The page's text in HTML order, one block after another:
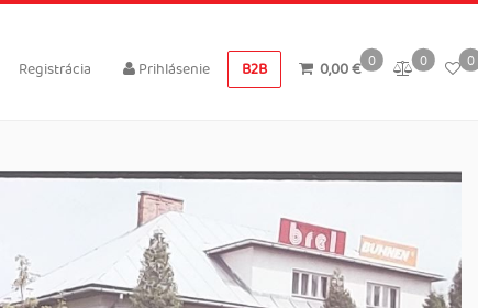
0
0,00 € 0 0
B2B
Registrácia Prihlásenie